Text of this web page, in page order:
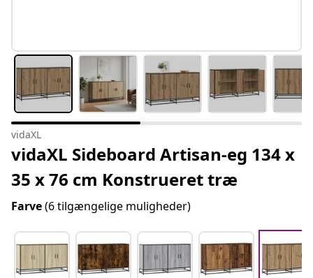
vidaXL
vidaXL Sideboard Artisan-eg 134 x
35 x 76 cm Konstrueret træ
Farve(6 tilgængelige muligheder)